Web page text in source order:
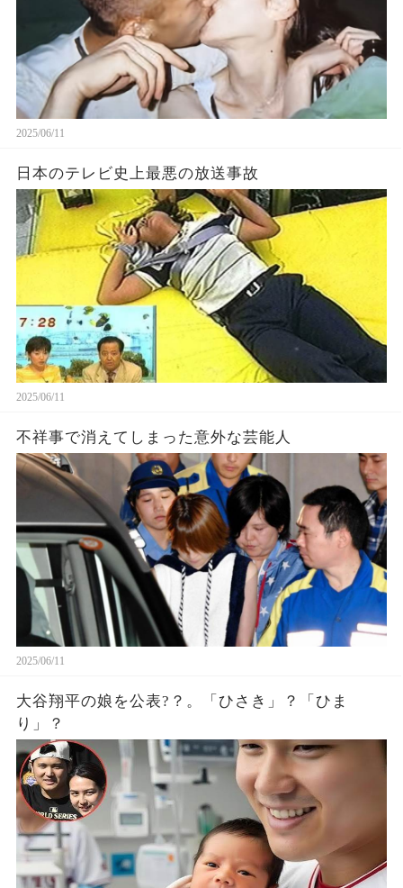
2025/06/11
日本のテレビ史上最悪の放送事故
2025/06/11
不祥事で消えてしまった意外な芸能人
2025/06/11
大谷翔平の娘を公表?？。「ひさき」？「ひま
り」？